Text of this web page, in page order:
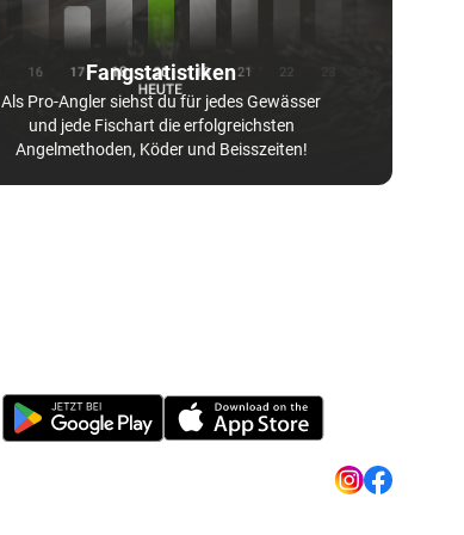
Fangstatistiken
Als Pro-Angler siehst du für jedes Gewässer
und jede Fischart die erfolgreichsten
Angelmethoden, Köder und Beisszeiten!